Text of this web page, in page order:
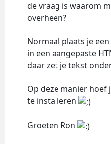
de vraag is waarom
overheen?
Normaal plaats je
in een aangepaste
daar zet je tekst
Op deze manier hoef
te installeren
Groeten Ron